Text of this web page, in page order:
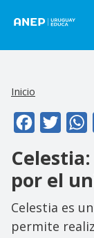
Inicio
Facebook
por el
Celestia es
permite